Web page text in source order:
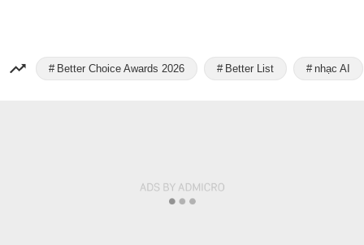
Better Choice Awards 2026 Better List nhạc AI